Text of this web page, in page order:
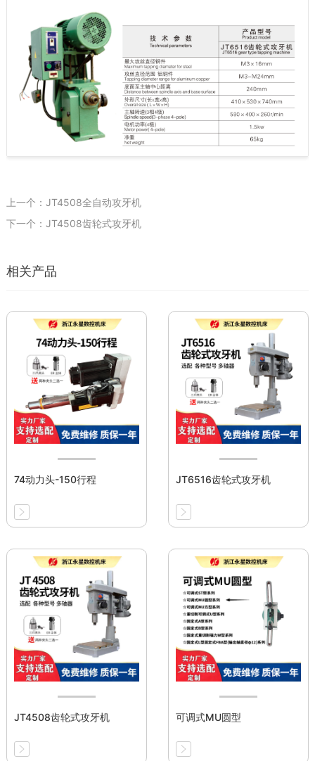
上一个：JT4508全自动攻牙机
下一个：JT4508齿轮式攻牙机
相关产品
74动力头-150行程 JT6516齿轮式攻牙机
JT4508齿轮式攻牙机 可调式MU圆型